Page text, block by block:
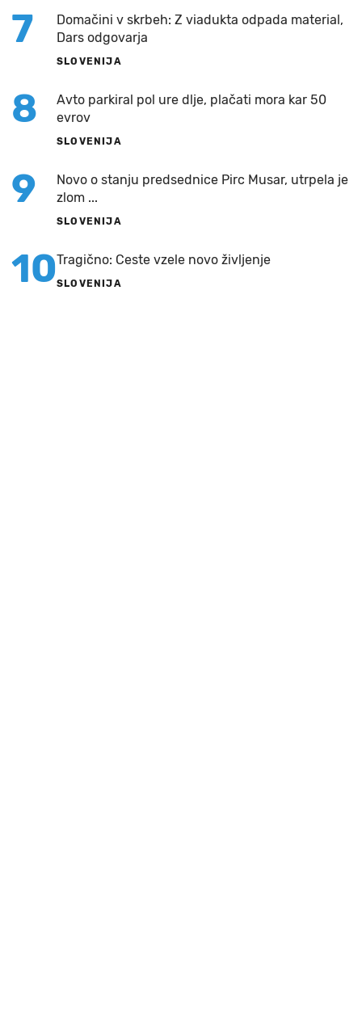
7
Domačini v skrbeh: Z viadukta odpada material,
Dars odgovarja
SLOVENIJA
8
Avto parkiral pol ure dlje, plačati mora kar 50
evrov
SLOVENIJA
9
Novo o stanju predsednice Pirc Musar, utrpela je
zlom ...
SLOVENIJA
10Tragično: Ceste vzele novo življenje
SLOVENIJA